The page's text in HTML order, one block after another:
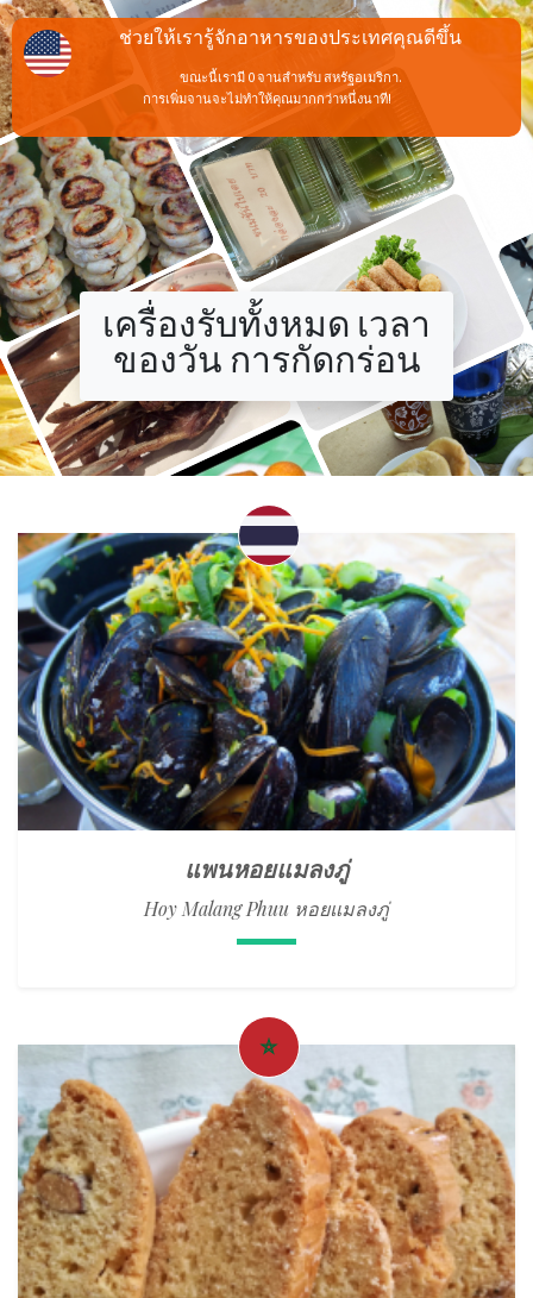
เครื่องรับทั้งหมด เวลา
ของวัน การกัดกร่อน
แพนหอยแมลงภู่
Hoy Malang Phuu หอยแมลงภู่